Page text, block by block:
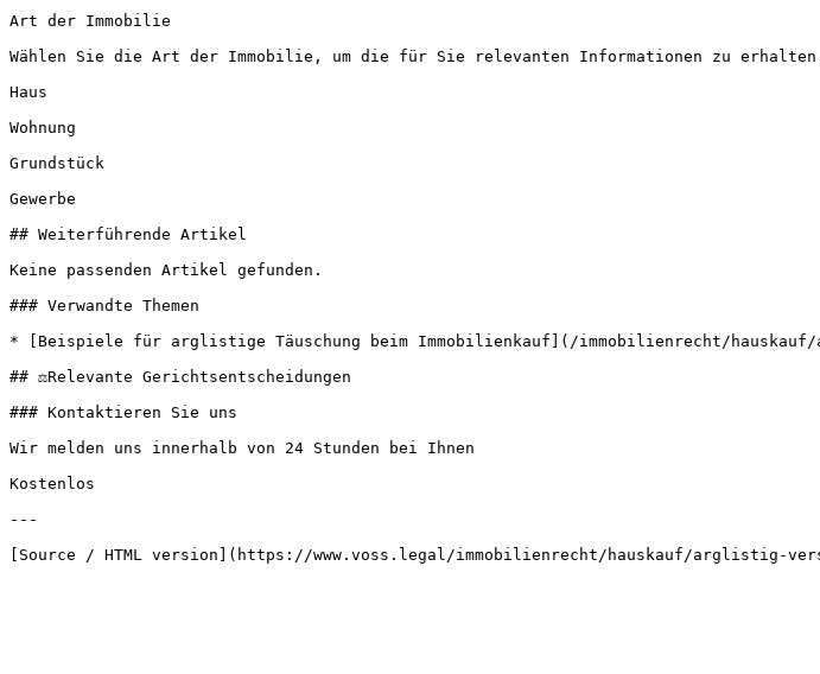
Art der Immobilie
Wählen Sie die Art der Immobilie, um die für Sie relevanten Informationen zu
Haus
Wohnung
Grundstück
Gewerbe
## Weiterführende Artikel
Keine passenden Artikel gefunden.
### Verwandte Themen
* [Beispiele für arglistige Täuschung beim Immobilienkauf](/immobilienrecht/
## ⚖️Relevante Gerichtsentscheidungen
### Kontaktieren Sie uns
Wir melden uns innerhalb von 24 Stunden bei Ihnen
Kostenlos
---